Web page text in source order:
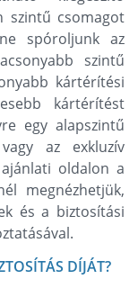
szintű csomagot
spóroljunk az
szintű
kártérítési
kártérítést
egy alapszintű
az exkluzív
oldalon a
megnézhetjük,
és a biztosítási
DÍJÁT?